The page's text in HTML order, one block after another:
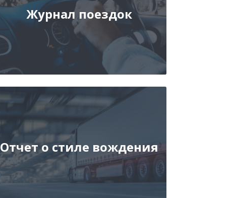
Журнал поездок
Отчет о стиле вождения